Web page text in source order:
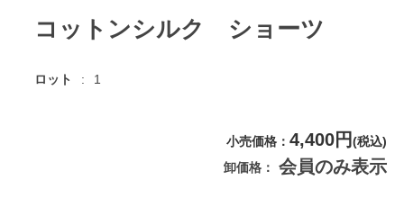
コットンシルク ショーツ
ロット 1
小売価格 4,400円(税込)
卸価格
会員のみ表示